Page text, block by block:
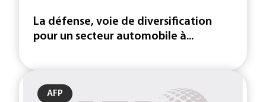
La défense, voie de diversification
pour un secteur automobile à...
AFP